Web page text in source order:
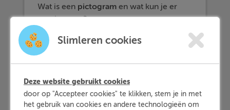
Wat is een pictogram en wat kun je er
precies mee?
Methode
Eenpictogramiseen plaatjewaarmee je
zonder geschreven tekst iets probeert
duidelijk te maken. Het woord pictogram
bestaat uit twee Latijnse woorden: pictus
Slimleren cookies
Deze website gebruikt cookies
door op "Accepteer cookies" te klikken, stem je in met
het gebruik van cookies en andere technologieën om